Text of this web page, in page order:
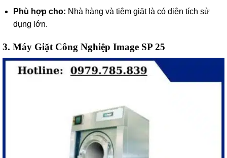
Phù hợp cho: Nhà hàng và tiệm giặt là có diện tích sử
dụng lớn.
3. Máy Giặt Công Nghiệp Image SP 25